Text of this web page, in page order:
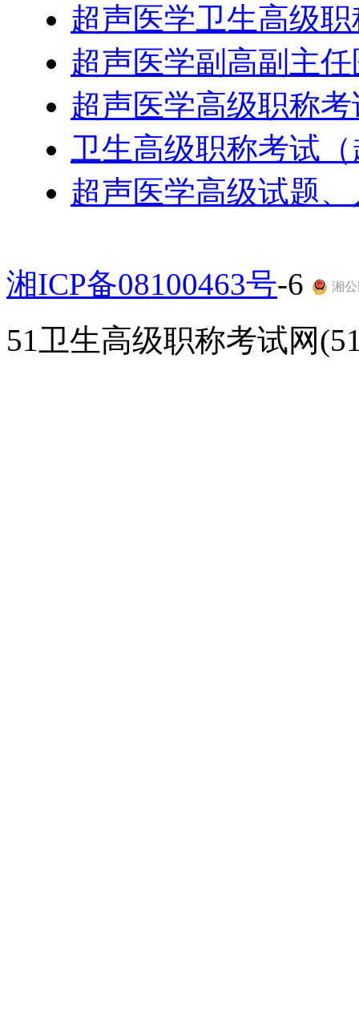
超声医学卫生高级
超声医学副高副主
超声医学高级职称
卫生高级职称考试
超声医学高级试题
湘ICP备08100463号-6 湘公
51卫生高级职称考试网